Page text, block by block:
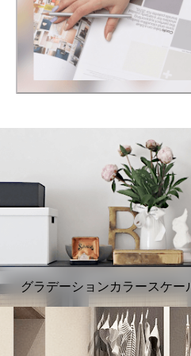
グラデーションカラースケ